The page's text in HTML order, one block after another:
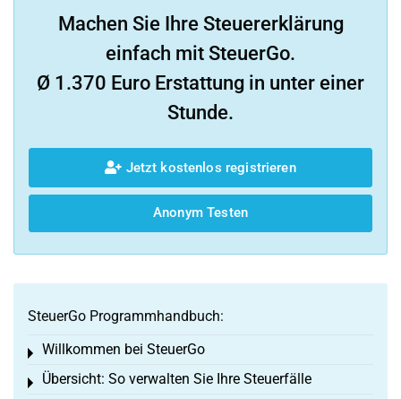
Machen Sie Ihre Steuererklärung
einfach mit SteuerGo.
Ø 1.370 Euro Erstattung in unter einer
Stunde.
Jetzt kostenlos registrieren
Anonym Testen
SteuerGo Programmhandbuch:
Willkommen bei SteuerGo
Toggle menu
Übersicht: So verwalten Sie Ihre Steuerfälle
Toggle menu